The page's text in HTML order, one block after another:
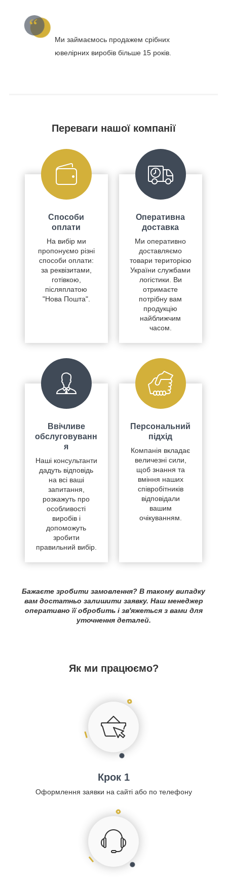
Ми займаємось продажем срібних
ювелірних виробів більше 15 років.
Переваги нашої компанії
Способи
оплати
На вибір ми
пропонуємо різні
способи оплати:
за реквізитами,
готівкою,
післяплатою
"Нова Пошта".
Оперативна
доставка
Ми оперативно
доставляємо
товари територією
України службами
логістики. Ви
отримаєте
потрібну вам
продукцію
найближчим
часом.
Ввічливе
обслуговуванн
я
Наші консультанти
дадуть відповідь
на всі ваші
запитання,
розкажуть про
особливості
виробів і
допоможуть
зробити
правильний вибір.
Персональний
підхід
Компанія вкладає
величезні сили,
щоб знання та
вміння наших
співробітників
відповідали
вашим
очікуванням.
Бажаєте зробити замовлення? В такому випадку
вам достатньо залишити заявку. Наш менеджер
оперативно її обробить і зв'яжеться з вами для
уточнення деталей.
Як ми працюємо?
Крок 1
Оформлення заявки на сайті або по телефону